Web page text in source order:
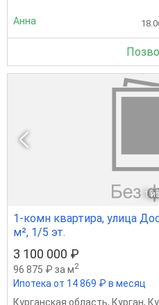
Анна
1
1-комн квартира, улица
м², 1/5 эт.
3 100 000 ₽
96 875 ₽ за м2
Ипотека от 14 869 ₽ в месяц
Курганская область, Курган,